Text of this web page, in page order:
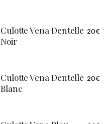
Culotte Vena Dentelle
Noir
20€
Culotte Vena Dentelle
Blanc
20€